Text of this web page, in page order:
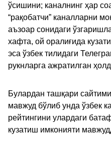
ўсишини; каналнинг ҳар
“рақобатчи” каналларни
аъзоар сонидаги
хафта, ой оралиғида
эса ўзбек тилидаги
рукнларга ажратилган
Булардан ташқари
мавжуд бўлиб унда ўзбек
рейтингини улардаги
кузатиш имконияти